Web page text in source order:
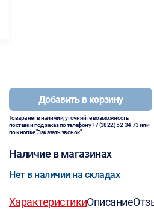
Добавить в корзину
Товара нет в наличии, уточняйте возможность
поставки под заказ по телефону+7 (3822) 52-34-73или
по кнопке "Заказать звонок"
Наличие в магазинах
Нет в наличии на складах
ХарактеристикиОписание